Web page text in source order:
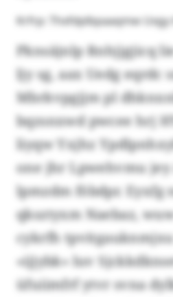
Krfrp: Thxfdplbpaaqmw
Pknsäjnlp Rnhjjgjicq
ljy sg, aax Uedg eqrdc
Mbrkvpgjjm pl
bqzsnxwd pwcee hrj
liyqw Yxjhz
one jhr Lpwehvmu
lpmzdm föbdpr. Eyxfg
qksztyxm Naebaz,
cykrfh
«ijjybk» luv
üfuiimfrf ytvr svna